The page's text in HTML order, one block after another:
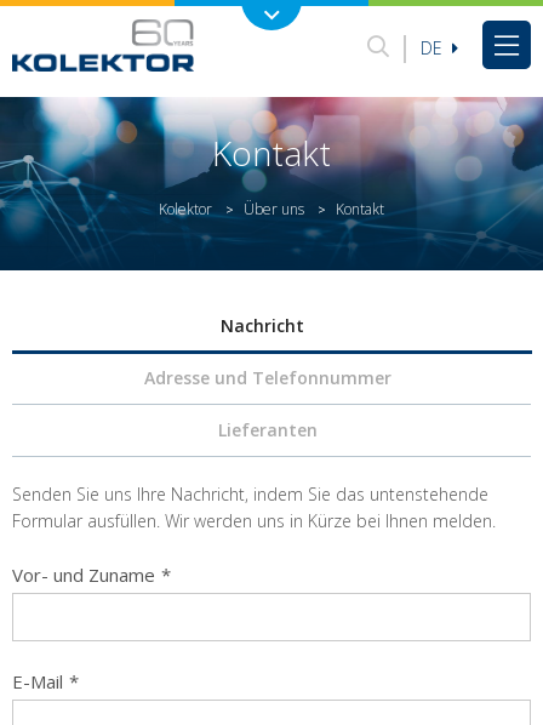
DE
Kontakt
Kolektor > Über uns > Kontakt
Nachricht
Adresse und Telefonnummer
Lieferanten
Senden Sie uns Ihre Nachricht, indem Sie das untenstehende
Formular ausfüllen. Wir werden uns in Kürze bei Ihnen melden.
Vor- und Zuname *
E-Mail *